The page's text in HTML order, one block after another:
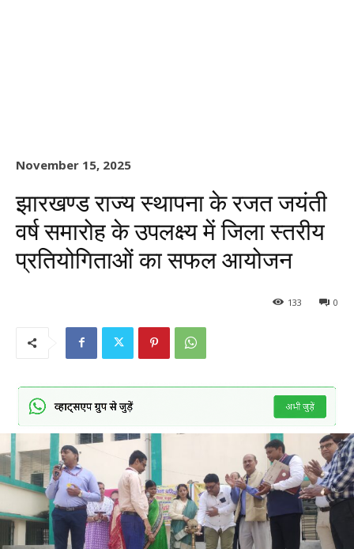
November 15, 2025
झारखण्ड राज्य स्थापना के रजत जयंती
वर्ष समारोह के उपलक्ष्य में जिला स्तरीय
प्रतियोगिताओं का सफल आयोजन
0
133